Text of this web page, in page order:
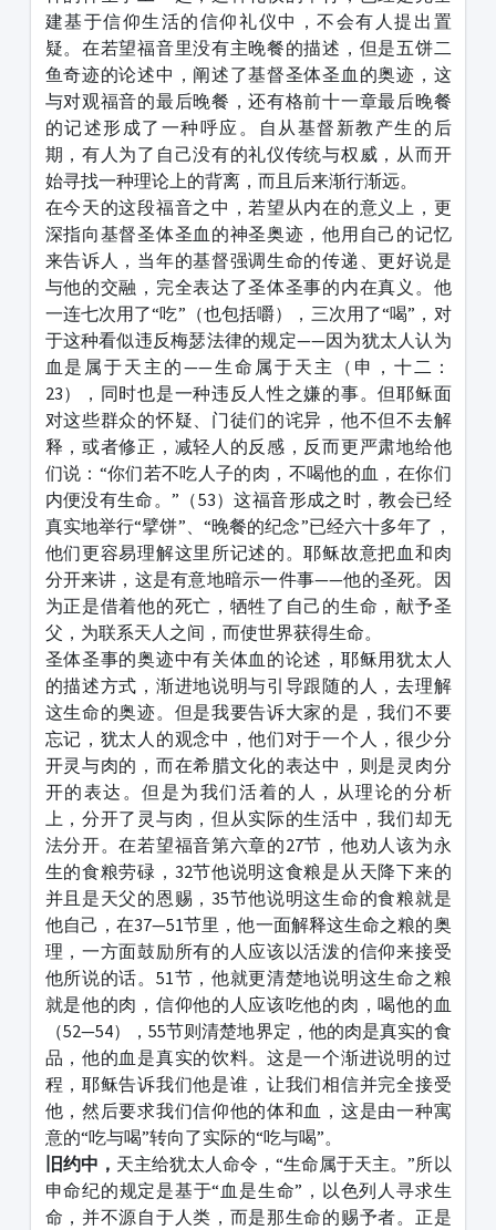
建基于信仰生活的信仰礼仪中，不会有人提出置
疑。在若望福音里没有主晚餐的描述，但是五饼二
鱼奇迹的论述中，阐述了基督圣体圣血的奥迹，这
与对观福音的最后晚餐，还有格前十一章最后晚餐
的记述形成了一种呼应。自从基督新教产生的后
期，有人为了自己没有的礼仪传统与权威，从而开
始寻找一种理论上的背离，而且后来渐行渐远。
在今天的这段福音之中，若望从内在的意义上，更
深指向基督圣体圣血的神圣奥迹，他用自己的记忆
来告诉人，当年的基督强调生命的传递、更好说是
与他的交融，完全表达了圣体圣事的内在真义。他
一连七次用了“吃”（也包括嚼），三次用了“喝”，对
于这种看似违反梅瑟法律的规定——因为犹太人认为
血是属于天主的——生命属于天主（申，十二：
23），同时也是一种违反人性之嫌的事。但耶稣面
对这些群众的怀疑、门徒们的诧异，他不但不去解
释，或者修正，减轻人的反感，反而更严肃地给他
们说：“你们若不吃人子的肉，不喝他的血，在你们
内便没有生命。”（53）这福音形成之时，教会已经
真实地举行“擘饼”、“晚餐的纪念”已经六十多年了，
他们更容易理解这里所记述的。耶稣故意把血和肉
分开来讲，这是有意地暗示一件事——他的圣死。因
为正是借着他的死亡，牺牲了自己的生命，献予圣
父，为联系天人之间，而使世界获得生命。
圣体圣事的奥迹中有关体血的论述，耶稣用犹太人
的描述方式，渐进地说明与引导跟随的人，去理解
这生命的奥迹。但是我要告诉大家的是，我们不要
忘记，犹太人的观念中，他们对于一个人，很少分
开灵与肉的，而在希腊文化的表达中，则是灵肉分
开的表达。但是为我们活着的人，从理论的分析
上，分开了灵与肉，但从实际的生活中，我们却无
法分开。在若望福音第六章的27节，他劝人该为永
生的食粮劳碌，32节他说明这食粮是从天降下来的
并且是天父的恩赐，35节他说明这生命的食粮就是
他自己，在37—51节里，他一面解释这生命之粮的奥
理，一方面鼓励所有的人应该以活泼的信仰来接受
他所说的话。51节，他就更清楚地说明这生命之粮
就是他的肉，信仰他的人应该吃他的肉，喝他的血
（52—54），55节则清楚地界定，他的肉是真实的食
品，他的血是真实的饮料。这是一个渐进说明的过
程，耶稣告诉我们他是谁，让我们相信并完全接受
他，然后要求我们信仰他的体和血，这是由一种寓
意的“吃与喝”转向了实际的“吃与喝”。
旧约中， 天主给犹太人命令，“生命属于天主。”所以
申命纪的规定是基于“血是生命”，以色列人寻求生
命，并不源自于人类，而是那生命的赐予者。正是